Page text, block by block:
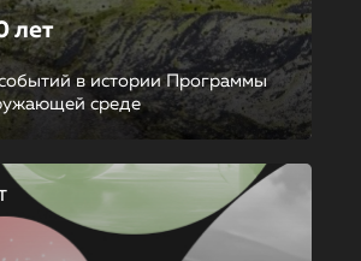
лет
в истории Программы
среде